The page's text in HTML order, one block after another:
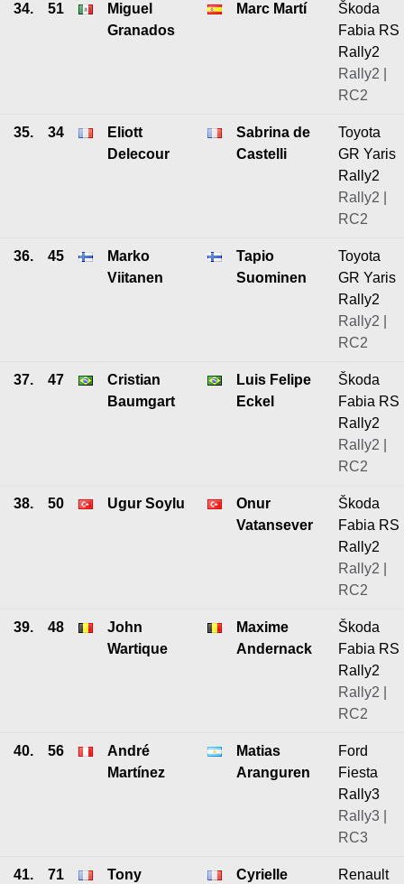
34. 51
Miguel
Granados
Marc Martí
Škoda
Fabia RS
Rally2
Rally2 |
RC2
35. 34
Eliott
Delecour
Sabrina de
Castelli
Toyota
GR Yaris
Rally2
Rally2 |
RC2
36. 45
Marko
Viitanen
Tapio
Suominen
Toyota
GR Yaris
Rally2
Rally2 |
RC2
37. 47
Cristian
Baumgart
Luis Felipe
Eckel
Škoda
Fabia RS
Rally2
Rally2 |
RC2
38. 50 Ugur Soylu
Onur
Vatansever
Škoda
Fabia RS
Rally2
Rally2 |
RC2
39. 48
John
Wartique
Maxime
Andernack
Škoda
Fabia RS
Rally2
Rally2 |
RC2
40. 56
André
Martínez
Matias
Aranguren
Ford
Fiesta
Rally3
Rally3 |
RC3
41. 71
Tony
Cyrielle
Renault